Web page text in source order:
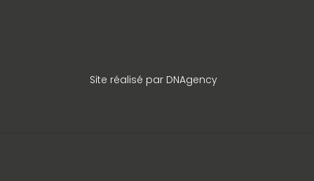
Site réalisé par DNAgency